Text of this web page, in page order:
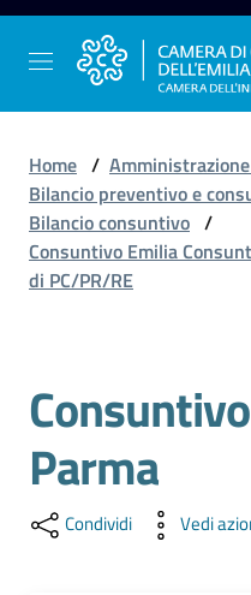
Vai al contenuto
Vai alla navigazione
Vai al footer
La
Camera
Gestire
l'impresa
Promuovere
Home /
Bilancio preventivo e
Bilancio consuntivo /
Consuntivo Emilia
di PC/PR/RE
Parma
Condividi Vedi